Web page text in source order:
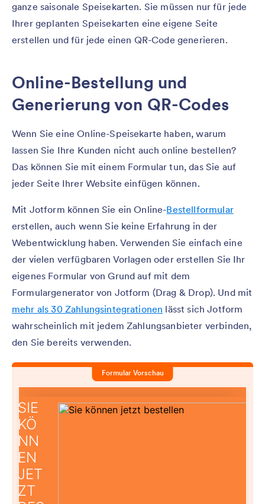
ganze saisonale Speisekarten. Sie müssen nur für jede
Ihrer geplanten Speisekarten eine eigene Seite
erstellen und für jede einen QR-Code generieren.
Online-Bestellung und
Generierung von QR-Codes
Wenn Sie eine Online-Speisekarte haben, warum
lassen Sie Ihre Kunden nicht auch online bestellen?
Das können Sie mit einem Formular tun, das Sie auf
jeder Seite Ihrer Website einfügen können.
Mit Jotform können Sie ein Online-Bestellformular
erstellen, auch wenn Sie keine Erfahrung in der
Webentwicklung haben. Verwenden Sie einfach eine
der vielen verfügbaren Vorlagen oder erstellen Sie Ihr
eigenes Formular von Grund auf mit dem
Formulargenerator von Jotform (Drag & Drop). Und mit
mehr als 30 Zahlungsintegrationen lässt sich Jotform
wahrscheinlich mit jedem Zahlungsanbieter verbinden,
den Sie bereits verwenden.